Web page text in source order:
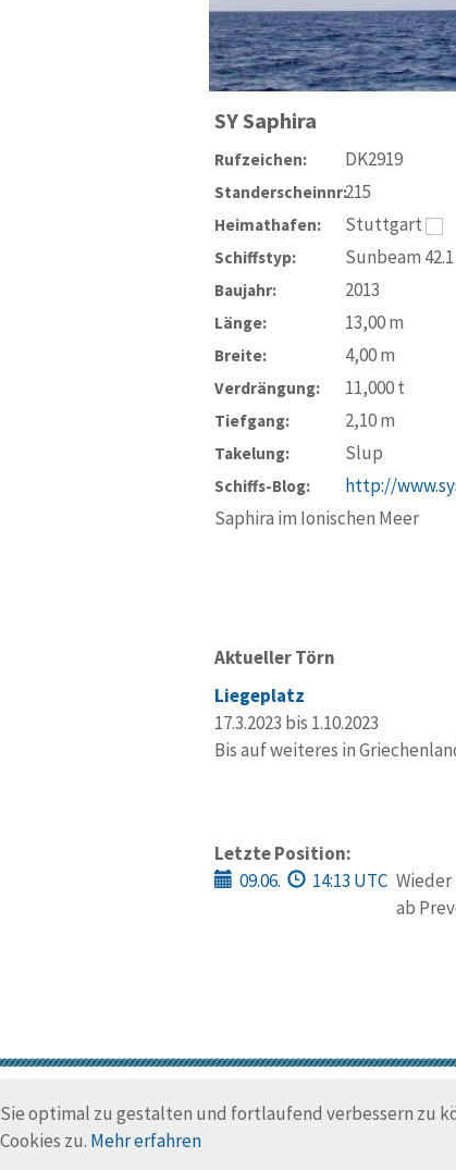
optimal zu gestalten und fortlaufend verbessern zu
zu. Mehr erfahren
SYSaphira
Rufzeichen: DK2919
Standerscheinnr:215
Heimathafen: Stuttgart
Schiffstyp: Sunbeam 42.1
Baujahr: 2013
Länge: 13,00m
Breite: 4,00m
Verdrängung: 11,000t
Tiefgang: 2,10m
Takelung: Slup
Schiffs-Blog:
http://
Saphira im Ionischen Meer
Aktueller Törn
Liegeplatz
17.3.2023 bis 1.10.2023
Bis auf weiteres in
Letzte Position:
09.06.
14:13 UTC
ab